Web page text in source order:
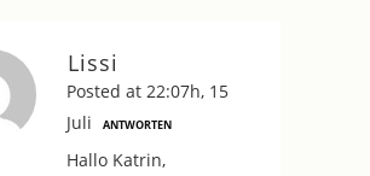
Lissi
Posted at 22:07h, 15
Juli
ANTWORTEN
Hallo Katrin,